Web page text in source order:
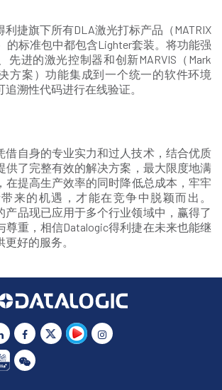
利捷旗下所有DLA激光打标产品（MATRIX
的标准包中都包含Lighter套装。将功能强
先进的激光控制器和创新MARVIS（Mark
方案）功能集成到一个统一的软件环境
溯性代码进行在线验证。
借自身的专业实力和过人技术，结合优质
供了完整有效的解决方案，最大限度地满
在提高生产效率的同时降低总成本，牢牢
来的机遇，才能在竞争中脱颖而出。
产品现已应用于多个行业领域中，赢得了
尊重，相信Datalogic得利捷在未来也能继
好的服务。